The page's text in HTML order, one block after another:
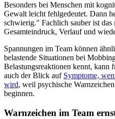
Besonders bei Menschen mit
Gewalt leicht fehlgedeutet. Dann
schwierig." Fachlich sauber ist
Gesamteindruck, Verlauf und
Spannungen im Team können
belastende Situationen bei
Belastungsreaktionen kennt, kann
auch der Blick auf Symptome,
wird, weil psychische
beginnen.
Warnzeichen im Team